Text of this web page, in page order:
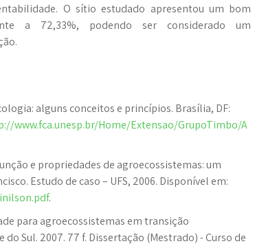
O sítio estudado apresentou um bom
a 72,33%, podendo ser considerado um
alguns conceitos e princípios. Brasília, DF:
www.fca.unesp.br/Home/Extensao/GrupoTimbo/A
função e propriedades de agroecossistemas: um
Estudo de caso – UFS, 2006. Disponível em:
.
para agroecossistemas em transição
Sul. 2007. 77 f. Dissertação (Mestrado) - Curso de